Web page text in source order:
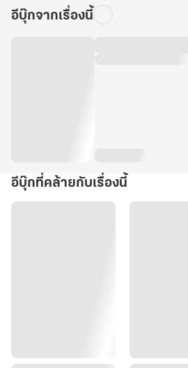
อีบุ๊กจากเรื่องนี้
อีบุ๊กที่คล้ายกับเรื่องนี้